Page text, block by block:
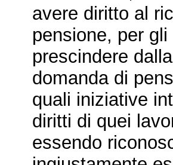
avere diritto al
pensione, per
prescindere
domanda di
quali iniziative
diritti di quei
essendo